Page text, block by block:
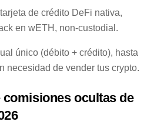
de crédito DeFi nativa,
en wETH, non-custodial.
único (débito + crédito), hasta
necesidad de vender tus crypto.
ocultas de